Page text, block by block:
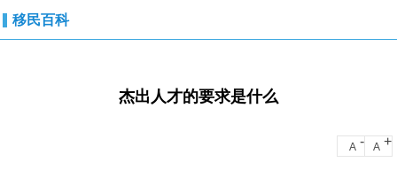
移民百科
杰出人才的要求是什么
A - A +